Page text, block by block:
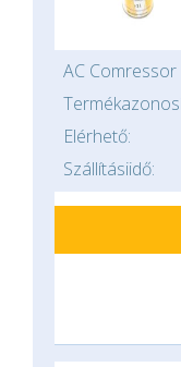
AC Comressor
Elérhető:
Szállításiidő: